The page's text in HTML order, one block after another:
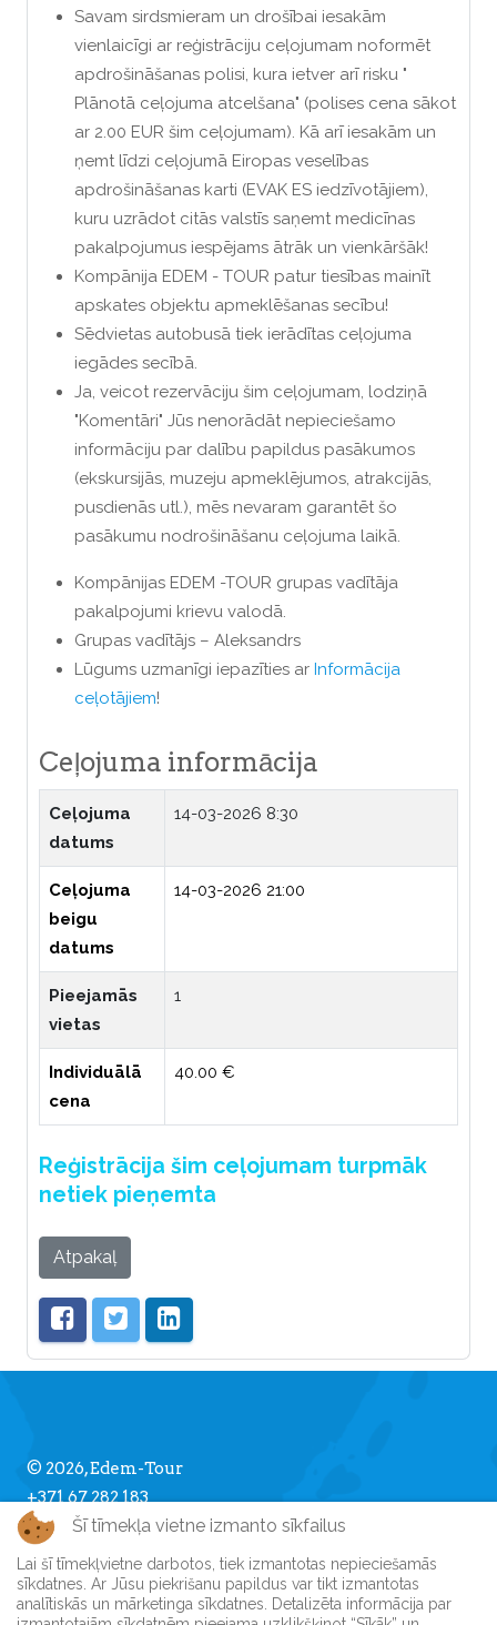
Savam sirdsmieram un drošībai iesakām
vienlaicīgi ar reģistrāciju ceļojumam noformēt
apdrošināšanas polisi, kura ietver arī risku "
Plānotā ceļojuma atcelšana" (polises cena sākot
ar 2.00 EUR šim ceļojumam). Kā arī iesakām un
ņemt līdzi ceļojumā Eiropas veselības
apdrošināšanas karti (EVAK ES iedzīvotājiem),
kuru uzrādot citās valstīs saņemt medicīnas
pakalpojumus iespējams ātrāk un vienkāršāk!
Kompānija EDEM - TOUR patur tiesības mainīt
apskates objektu apmeklēšanas secību!
Sēdvietas autobusā tiek ierādītas ceļojuma
iegādes secībā.
Ja, veicot rezervāciju šim ceļojumam, lodziņā
"Komentāri" Jūs nenorādāt nepieciešamo
informāciju par dalību papildus pasākumos
(ekskursijās, muzeju apmeklējumos, atrakcijās,
pusdienās utl.), mēs nevaram garantēt šo
pasākumu nodrošināšanu ceļojuma laikā.
Kompānijas EDEM -TOUR grupas vadītāja
pakalpojumi krievu valodā.
Grupas vadītājs – Aleksandrs
Lūgums uzmanīgi iepazīties ar Informācija
ceļotājiem!
Ceļojuma informācija
Ceļojuma
datums
14-03-2026 8:30
Ceļojuma
beigu
datums
14-03-2026 21:00
Pieejamās
vietas
1
Individuālā
cena
40.00 €
Reģistrācija šim ceļojumam turpmāk
netiek pieņemta
Atpakaļ
© 2026, Edem-Tour
+371 67 282 183
info [] edemtour.lv
Par Edem-Tour
Šī tīmekļa vietne izmanto sīkfailus
Lai šī tīmekļvietne darbotos, tiek izmantotas nepieciešamās
sīkdatnes. Ar Jūsu piekrišanu papildus var tikt izmantotas
analītiskās un mārketinga sīkdatnes. Detalizēta informācija par